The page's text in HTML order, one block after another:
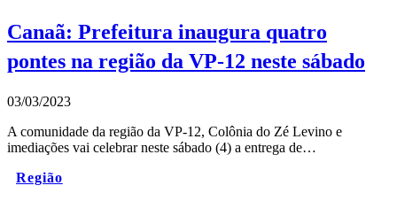
Canaã: Prefeitura inaugura quatro
pontes na região da VP-12 neste sábado
03/03/2023
A comunidade da região da VP-12, Colônia do Zé Levino e
imediações vai celebrar neste sábado (4) a entrega de…
Região